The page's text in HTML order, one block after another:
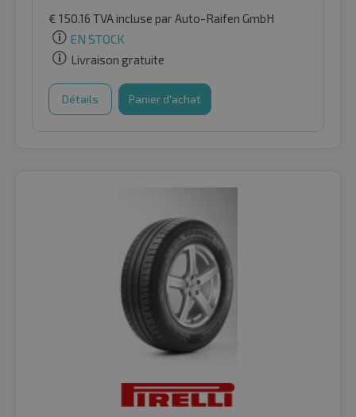
€ 150.16 TVA incluse par Auto-Raifen GmbH
EN STOCK
Livraison gratuite
Détails Panier d'achat